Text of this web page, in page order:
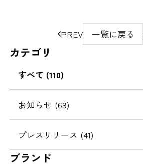
ジ
動
PREV 一覧に戻る
カテゴリ
すべて (110)
お知らせ (69)
プレスリリース (41)
ブランド